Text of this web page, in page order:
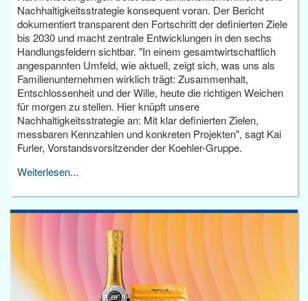
Nachhaltigkeitsstrategie konsequent voran. Der Bericht
dokumentiert transparent den Fortschritt der definierten Ziele
bis 2030 und macht zentrale Entwicklungen in den sechs
Handlungsfeldern sichtbar. "In einem gesamtwirtschaftlich
angespannten Umfeld, wie aktuell, zeigt sich, was uns als
Familienunternehmen wirklich trägt: Zusammenhalt,
Entschlossenheit und der Wille, heute die richtigen Weichen
für morgen zu stellen. Hier knüpft unsere
Nachhaltigkeitsstrategie an: Mit klar definierten Zielen,
messbaren Kennzahlen und konkreten Projekten", sagt Kai
Furler, Vorstandsvorsitzender der Koehler-Gruppe.
Weiterlesen...